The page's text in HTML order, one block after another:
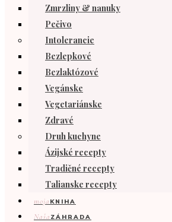
Zmrzliny & nanuky
Pečivo
Intolerancie
Bezlepkové
Bezlaktózové
Vegánske
Vegetariánske
Zdravé
Druh kuchyne
Ázijské recepty
Tradičné recepty
Talianske recepty
moja KNIHA
Naša ZÁHRADA